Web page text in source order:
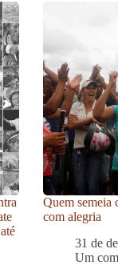
Quem semeia
com alegria
31 de
Um